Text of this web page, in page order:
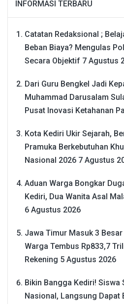
INFORMASI TERBARU
Catatan Redaksional ;
Beban Biaya? Mengulas
Secara Objektif 7 Agustus
Dari Guru Bengkel Jadi
Muhammad Darusalam
Pusat Inovasi Ketahanan
Kota Kediri Ukir Sejarah,
Pramuka Berkebutuhan
Nasional 2026 7 Agustus
Aduan Warga Bongkar
Kediri, Dua Wanita Asal
6 Agustus 2026
Jawa Timur Masuk 3
Warga Tembus Rp833,7
Rekening 5 Agustus 2026
Bikin Bangga Kediri! Siswa
Nasional, Langsung Dapat